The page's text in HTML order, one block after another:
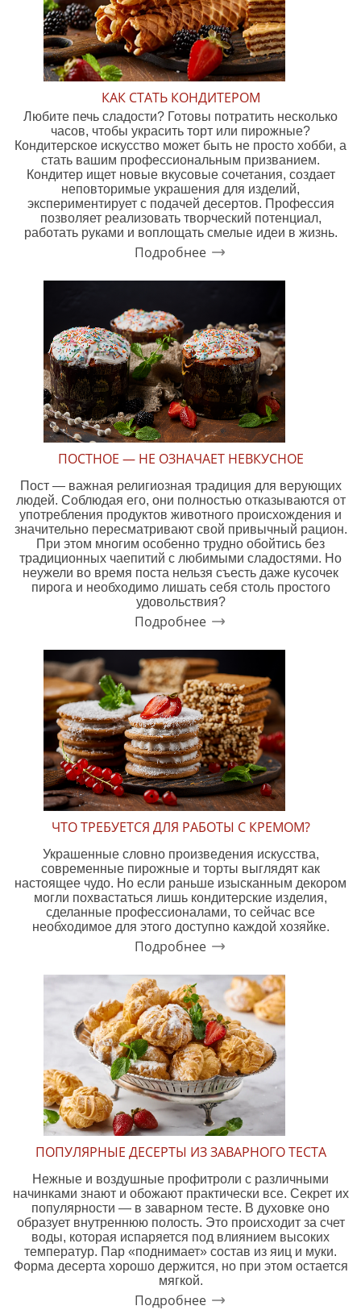
КАК СТАТЬ КОНДИТЕРОМ
Любите печь сладости? Готовы потратить несколько
часов, чтобы украсить торт или пирожные?
Кондитерское искусство может быть не просто хобби, а
стать вашим профессиональным призванием.
Кондитер ищет новые вкусовые сочетания, создает
неповторимые украшения для изделий,
экспериментирует с подачей десертов. Профессия
позволяет реализовать творческий потенциал,
работать руками и воплощать смелые идеи в жизнь.
Подробнее
ПОСТНОЕ — НЕ ОЗНАЧАЕТ НЕВКУСНОЕ
Пост — важная религиозная традиция для верующих
людей. Соблюдая его, они полностью отказываются от
употребления продуктов животного происхождения и
значительно пересматривают свой привычный рацион.
При этом многим особенно трудно обойтись без
традиционных чаепитий с любимыми сладостями. Но
неужели во время поста нельзя съесть даже кусочек
пирога и необходимо лишать себя столь простого
удовольствия?
Подробнее
ЧТО ТРЕБУЕТСЯ ДЛЯ РАБОТЫ С КРЕМОМ?
Украшенные словно произведения искусства,
современные пирожные и торты выглядят как
настоящее чудо. Но если раньше изысканным декором
могли похвастаться лишь кондитерские изделия,
сделанные профессионалами, то сейчас все
необходимое для этого доступно каждой хозяйке.
Подробнее
ПОПУЛЯРНЫЕ ДЕСЕРТЫ ИЗ ЗАВАРНОГО ТЕСТА
Нежные и воздушные профитроли с различными
начинками знают и обожают практически все. Секрет их
популярности — в заварном тесте. В духовке оно
образует внутреннюю полость. Это происходит за счет
воды, которая испаряется под влиянием высоких
температур. Пар «поднимает» состав из яиц и муки.
Форма десерта хорошо держится, но при этом остается
мягкой.
Подробнее